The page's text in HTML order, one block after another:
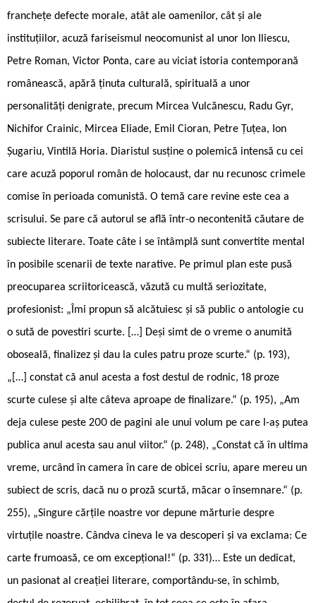
franchețe defecte morale, atât ale oamenilor, cât și ale
instituțiilor, acuză fariseismul neocomunist al unor Ion Iliescu,
Petre Roman, Victor Ponta, care au viciat istoria contemporană
românească, apără ținuta culturală, spirituală a unor
personalități denigrate, precum Mircea Vulcănescu, Radu Gyr,
Nichifor Crainic, Mircea Eliade, Emil Cioran, Petre Țuțea, Ion
Șugariu, Vintilă Horia. Diaristul susține o polemică intensă cu cei
care acuză poporul român de holocaust, dar nu recunosc crimele
comise în perioada comunistă. O temă care revine este cea a
scrisului. Se pare că autorul se află într-o necontenită căutare de
subiecte literare. Toate câte i se întâmplă sunt convertite mental
în posibile scenarii de texte narative. Pe primul plan este pusă
preocuparea scriitoricească, văzută cu multă seriozitate,
profesionist: „Îmi propun să alcătuiesc și să public o antologie cu
o sută de povestiri scurte. […] Deși simt de o vreme o anumită
oboseală, finalizez și dau la cules patru proze scurte.“ (p. 193),
„[…] constat că anul acesta a fost destul de rodnic, 18 proze
scurte culese și alte câteva aproape de finalizare.“ (p. 195), „Am
deja culese peste 200 de pagini ale unui volum pe care l-aș putea
publica anul acesta sau anul viitor.“ (p. 248), „Constat că în ultima
vreme, urcând în camera în care de obicei scriu, apare mereu un
subiect de scris, dacă nu o proză scurtă, măcar o însemnare.“ (p.
255), „Singure cărțile noastre vor depune mărturie despre
virtuțile noastre. Cândva cineva le va descoperi și va exclama: Ce
carte frumoasă, ce om excepțional!“ (p. 331)… Este un dedicat,
un pasionat al creației literare, comportându-se, în schimb,